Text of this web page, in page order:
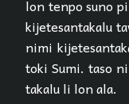
lon tenpo suno
ki­je­te­san­ta­ka­lu
nimi
toki Sumi. taso
ta­ka­lu li lon ala.